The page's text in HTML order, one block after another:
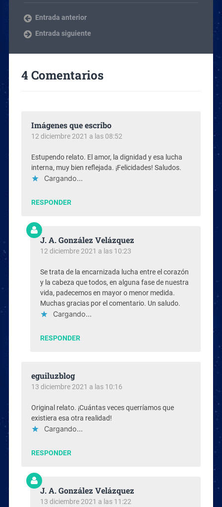
Entrada anterior
Entrada siguiente
4 Comentarios
Imágenes que escribo
12 diciembre 2021 a las 08:52
Estupendo relato. El amor, la dignidad y esa lucha
interna, muy bien reflejada. ¡Felicidades! Saludos.
Cargando...
RESPONDER
J. A. González Velázquez
12 diciembre 2021 a las 10:23
Se trata de la encarnizada lucha entre el corazón
y la cabeza que todos, en alguna fase de nuestra
vida, padecemos en mayor o menor medida.
Muchas gracias por el comentario. Un saludo.
Cargando...
RESPONDER
eguiluzblog
13 diciembre 2021 a las 10:16
Original relato. ¡Cuántas veces querríamos que
existiera esa otra realidad!
Cargando...
RESPONDER
J. A. González Velázquez
13 diciembre 2021 a las 11:22